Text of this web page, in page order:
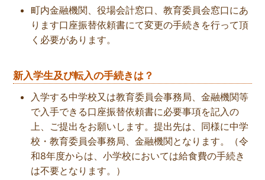
町内金融機関、役場会計窓口、教育委員会窓口にあ
ります口座振替依頼書にて変更の手続きを行って頂
く必要があります。
新入学生及び転入の手続きは？
入学する中学校又は教育委員会事務局、金融機関等
で入手できる口座振替依頼書に必要事項を記入の
上、ご提出をお願いします。提出先は、同様に中学
校・教育委員会事務局、金融機関となります。（令
和8年度からは、小学校においては給食費の手続き
は不要となります。）